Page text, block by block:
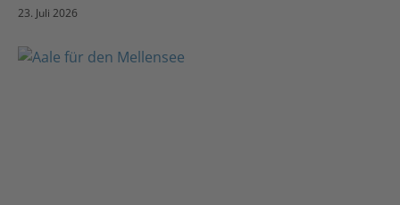
23. Juli 2026